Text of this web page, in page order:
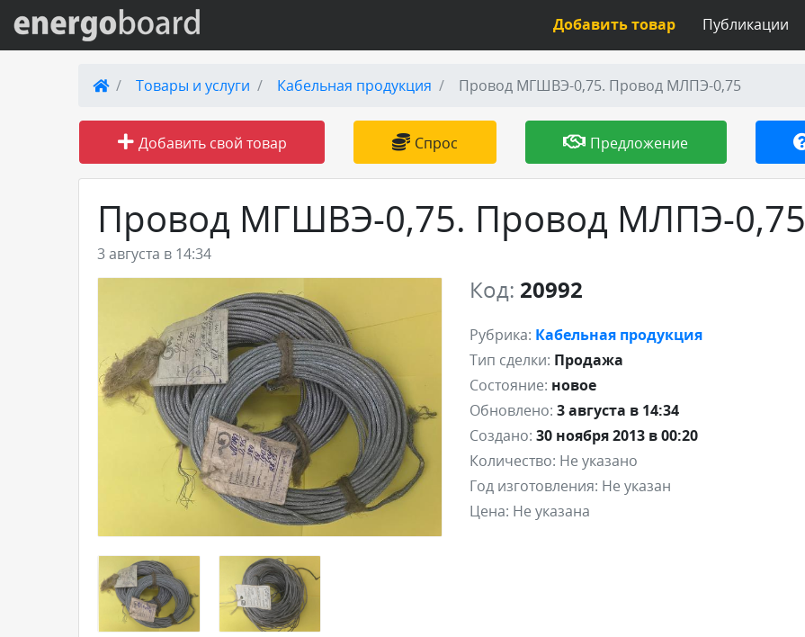
Вход на сайт
Поиск по сайту
Публикации
Товары и услуги
Добавить товар или услугу
Публикации
Добавить товар
Товары и услуги Кабельная продукция Провод МГШВЭ-0,75. Провод МЛПЭ-0,75
Добавить свой товар Спрос Предложение
Провод МГШВЭ-0,75. Провод МЛПЭ-0,75
3 августа в 14:34
Код: 20992
Рубрика: Кабельная продукция
Тип сделки: Продажа
Состояние: новое
Обновлено: 3 августа в 14:34
Создано: 30 ноября 2013 в 00:20
Количество: Не указано
Год изготовления: Не указан
Цена: Не указана